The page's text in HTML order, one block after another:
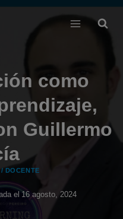
como
Guillermo
DOCENTE
el 16 agosto, 2024